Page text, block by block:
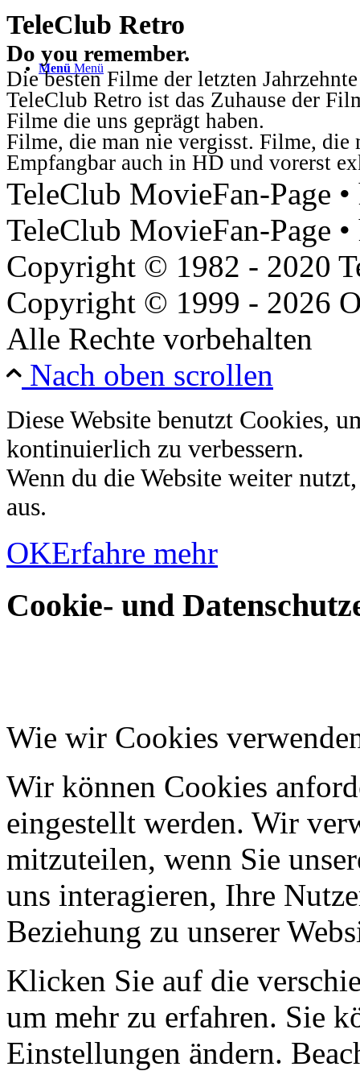
Menü Menü
TeleClub Retro
Do you remember.
Die besten Filme der letzten
TeleClub Retro ist das Zuhause der
Filme die uns geprägt haben.
Filme, die man nie vergisst. Filme, die
Empfangbar auch in HD und vorerst
TeleClub MovieFan-Page
TeleClub MovieFan-Page
Copyright © 1982 - 2020
Copyright © 1999 - 2026
Alle Rechte vorbehalten
Nach oben scrollen
Diese Website benutzt Cookies,
kontinuierlich zu verbessern.
Wenn du die Website weiter
aus.
OKErfahre mehr
Cookie- und
Wie wir Cookies
Wir können Cookies
eingestellt werden. Wir
mitzuteilen, wenn Sie
uns interagieren, Ihre
Beziehung zu unserer
Klicken Sie auf die
um mehr zu erfahren. Sie
Einstellungen ändern.